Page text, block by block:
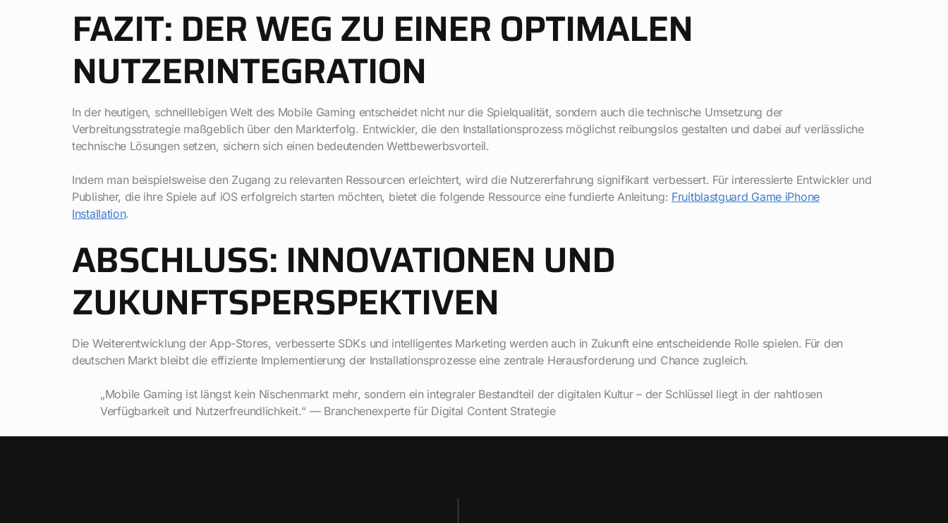
FAZIT: DER WEG ZU EINER OPTIMALEN
NUTZERINTEGRATION
In der heutigen, schnelllebigen Welt des Mobile Gaming entscheidet nicht nur die Spielqualität, sondern auch die technische Umsetzung der
Verbreitungsstrategie maßgeblich über den Markterfolg. Entwickler, die den Installationsprozess möglichst reibungslos gestalten und dabei auf verlässliche
technische Lösungen setzen, sichern sich einen bedeutenden Wettbewerbsvorteil.
Indem man beispielsweise den Zugang zu relevanten Ressourcen erleichtert, wird die Nutzererfahrung signifikant verbessert. Für interessierte Entwickler und
Publisher, die ihre Spiele auf iOS erfolgreich starten möchten, bietet die folgende Ressource eine fundierte Anleitung: Fruitblastguard Game iPhone
Installation.
ABSCHLUSS: INNOVATIONEN UND
ZUKUNFTSPERSPEKTIVEN
Die Weiterentwicklung der App-Stores, verbesserte SDKs und intelligentes Marketing werden auch in Zukunft eine entscheidende Rolle spielen. Für den
deutschen Markt bleibt die effiziente Implementierung der Installationsprozesse eine zentrale Herausforderung und Chance zugleich.
„Mobile Gaming ist längst kein Nischenmarkt mehr, sondern ein integraler Bestandteil der digitalen Kultur – der Schlüssel liegt in der nahtlosen
Verfügbarkeit und Nutzerfreundlichkeit.“ — Branchenexperte für Digital Content Strategie